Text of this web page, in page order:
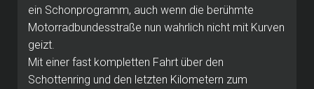
ein Schonprogramm, auch wenn die berühmte
Motorradbundesstraße nun wahrlich nicht mit Kurven
geizt.
Mit einer fast kompletten Fahrt über den
Schottenring und den letzten Kilometern zum